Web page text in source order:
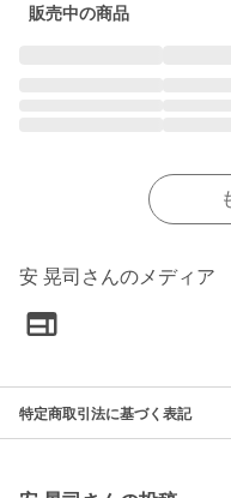
販売中の商品
安 晃司さんのメディア
特定商取引法に基づく表記